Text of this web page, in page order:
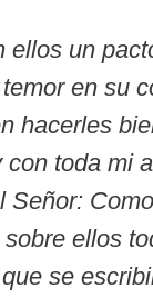
ellos un
en su
hacerles
toda mi
Señor:
ellos
se